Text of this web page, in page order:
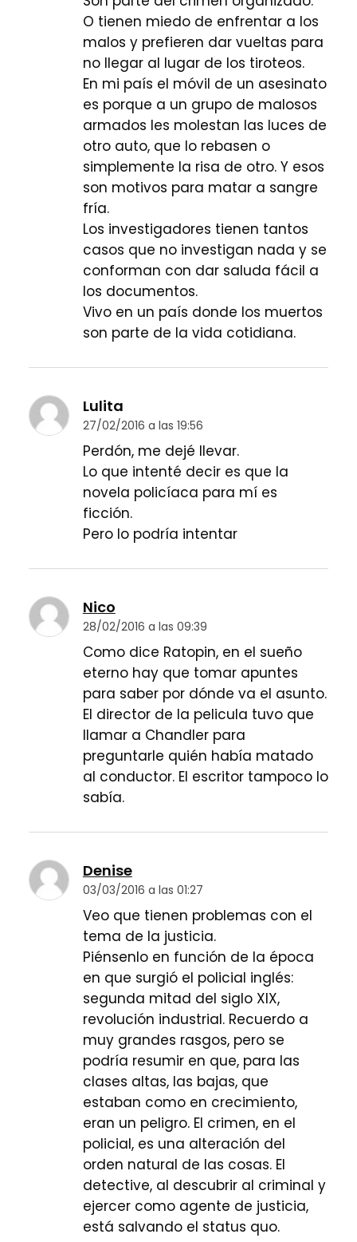
O tienen miedo de enfrentar a los
malos y prefieren dar vueltas para
no llegar al lugar de los tiroteos.
En mi país el móvil de un asesinato
es porque a un grupo de malosos
armados les molestan las luces de
otro auto, que lo rebasen o
simplemente la risa de otro. Y esos
son motivos para matar a sangre
fría.
Los investigadores tienen tantos
casos que no investigan nada y se
conforman con dar saluda fácil a
los documentos.
Vivo en un país donde los muertos
son parte de la vida cotidiana.
Lulita
27/02/2016 a las 19:56
Perdón, me dejé llevar.
Lo que intenté decir es que la
novela policíaca para mí es
ficción.
Pero lo podría intentar
Nico
28/02/2016 a las 09:39
Como dice Ratopin, en el sueño
eterno hay que tomar apuntes
para saber por dónde va el asunto.
El director de la pelicula tuvo que
llamar a Chandler para
preguntarle quién había matado
al conductor. El escritor tampoco lo
sabía.
Denise
03/03/2016 a las 01:27
Veo que tienen problemas con el
tema de la justicia.
Piénsenlo en función de la época
en que surgió el policial inglés:
segunda mitad del siglo XIX,
revolución industrial. Recuerdo a
muy grandes rasgos, pero se
podría resumir en que, para las
clases altas, las bajas, que
estaban como en crecimiento,
eran un peligro. El crimen, en el
policial, es una alteración del
orden natural de las cosas. El
detective, al descubrir al criminal y
ejercer como agente de justicia,
está salvando el status quo.